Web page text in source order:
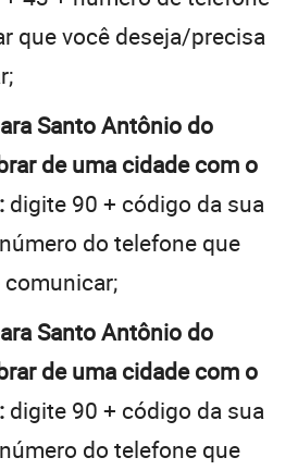
que você deseja/precisa
Santo Antônio do
de uma cidade com o
digite 90 + código da sua
do telefone que
Santo Antônio do
de uma cidade com o
digite 90 + código da sua
do telefone que